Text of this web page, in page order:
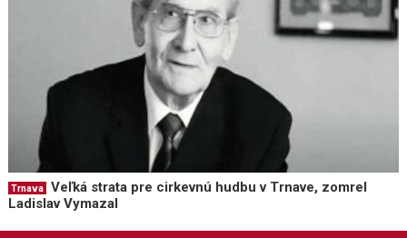
Trnava
Veľká strata pre cirkevnú hudbu v Trnave, zomrel
Ladislav Vymazal